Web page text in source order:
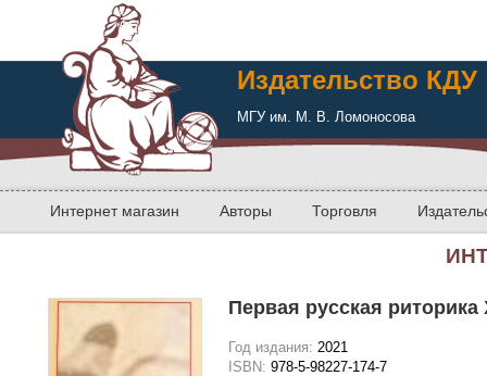
Издательство КДУ
МГУ им. М. В. Ломоносова
Интернет магазин Авторы Торговля
Первая русская риторика
Год издания: 2021
ISBN: 978-5-98227-174-7